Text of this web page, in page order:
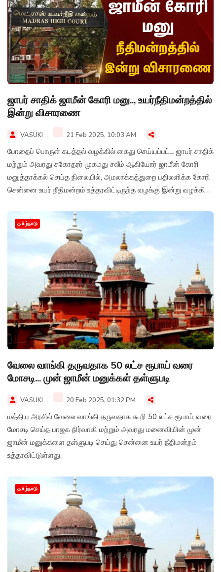
ஜாபர் சாதிக் ஜாமீன் கோரி மனு.., உயர்நீதிமன்றத்தில்
இன்று விசாரணை
VASUKI 21 Feb 2025, 10:03 AM
போதைப் பொருள் கடத்தல் வழக்கில் கைது செய்யப்பட்ட ஜாபர் சாதிக்
மற்றும் அவரது சகோதரர் முகமது சலீம் ஆகியோர் ஜாமீன் கோரி
மனுத்தாக்கல் செய்த நிலையில், அமலாக்கத்துறை பதிலளிக்க கோரி
சென்னை உயர் நீதிமன்றம் உத்தரவிட்டிருந்த வழக்கு இன்று வழக்கில்
தமிழ்நாடு
வேலை வாங்கி தருவதாக 50 லட்ச ரூபாய் வரை
மோசடி... முன் ஜாமீன் மனுக்கள் தள்ளுபடி
VASUKI 20 Feb 2025, 01:32 PM
மத்திய அரசில் வேலை வாங்கி தருவதாக கூறி 50 லட்ச ரூபாய் வரை
மோசடி செய்த பாஜக நிர்வாகி மற்றும் அவரது மனைவியின் முன்
ஜாமீன் மனுக்களை தள்ளுபடி செய்து சென்னை உயர் நீதிமன்றம்
உத்தரவிட்டுள்ளது.
தமிழ்நாடு